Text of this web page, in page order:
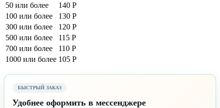
50 или более
140 Р
100 или более
130 Р
300 или более
120 Р
500 или более
115 Р
700 или более
110 Р
1000 или более 105 Р
БЫСТРЫЙ ЗАКАЗ
Удобнее оформить в мессенджере